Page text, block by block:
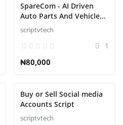
SpareCom - AI Driven
Auto Parts And Vehicle
Accessories Ecommerce
Script
scriptvtech
1
₦80,000
Buy or Sell Social media
Accounts Script
scriptvtech